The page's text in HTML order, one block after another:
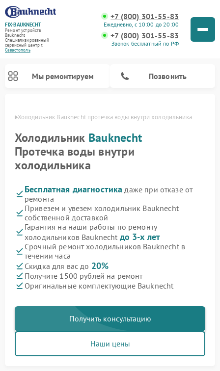
FIX-BAUKNECHT
Ремонт устройств
Bauknecht
Специализированный
cервисный центр г.
Севастополь
+7 (800) 301-55-83
Ежедневно, с 10:00 до 20:00
+7 (800) 301-55-83
Звонок бесплатный по РФ
Мы ремонтируем Позвонить
Холодильник Bauknecht протечка воды внутри холодильника
Холодильник Bauknecht
Протечка воды внутри
холодильника
Бесплатная диагностика даже при отказе от
ремонта
Привезем и увезем холодильник Bauknecht
собственной доставкой
Гарантия на наши работы по ремонту
холодильников Bauknecht до 3-х лет
Срочный ремонт холодильников Bauknecht в
течении часа
Скидка для вас до 20%
Получите 1500 рублей на ремонт
Оригинальные комплектующие Bauknecht
Получить консультацию
Наши цены